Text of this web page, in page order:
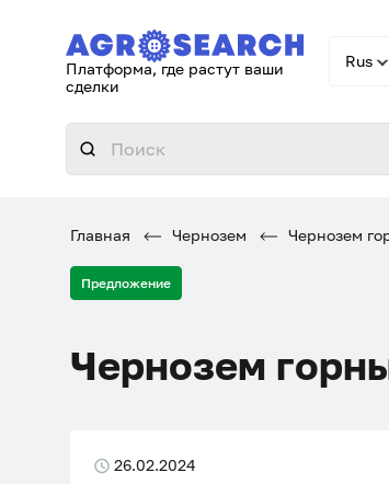
Платформа, где растут ваши
сделки
Rus
Главная Чернозем Чернозем
Предложение
Чернозем
26.02.2024